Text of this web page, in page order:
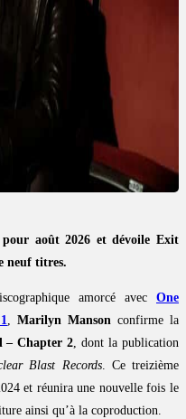
août 2026 et dévoile Exit
neuf titres.
amorcé avec One
,Marilyn Manson confirme la
– Chapter 2, dont la publication
Blast Records. Ce treizième
et réunira une nouvelle fois le
ainsi qu’à la coproduction.